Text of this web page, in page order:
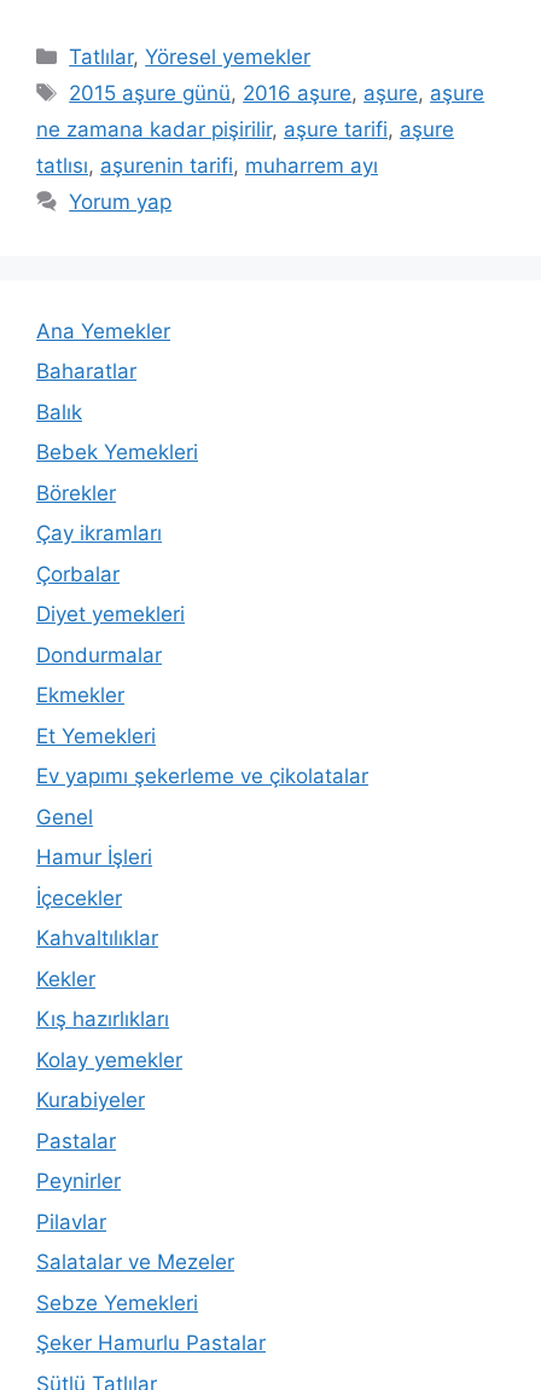
Kategoriler
Tatlılar,Yöresel yemekler
Etiketler
2015 aşure günü, 2016 aşure, aşure, aşure
ne zamana kadar pişirilir, aşure tarifi, aşure
tatlısı, aşurenin tarifi, muharrem ayı
Yorum yap
Ana Yemekler
Baharatlar
Balık
Bebek Yemekleri
Börekler
Çay ikramları
Çorbalar
Diyet yemekleri
Dondurmalar
Ekmekler
Et Yemekleri
Ev yapımı şekerleme ve çikolatalar
Genel
Hamur İşleri
İçecekler
Kahvaltılıklar
Kekler
Kış hazırlıkları
Kolay yemekler
Kurabiyeler
Pastalar
Peynirler
Pilavlar
Salatalar ve Mezeler
Sebze Yemekleri
Şeker Hamurlu Pastalar
Sütlü Tatlılar